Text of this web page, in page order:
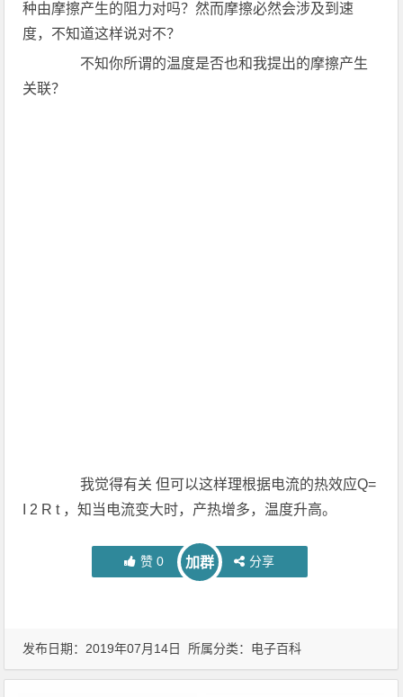
种由摩擦产生的阻力对吗？然而摩擦必然会涉及到速
度，不知道这样说对不？
不知你所谓的温度是否也和我提出的摩擦产生
关联？
我觉得有关 但可以这样理根据电流的热效应Q=
I 2 R t ，知当电流变大时，产热增多，温度升高。
赞 0 加群 分享
发布日期：2019年07月14日 所属分类： 电子百科